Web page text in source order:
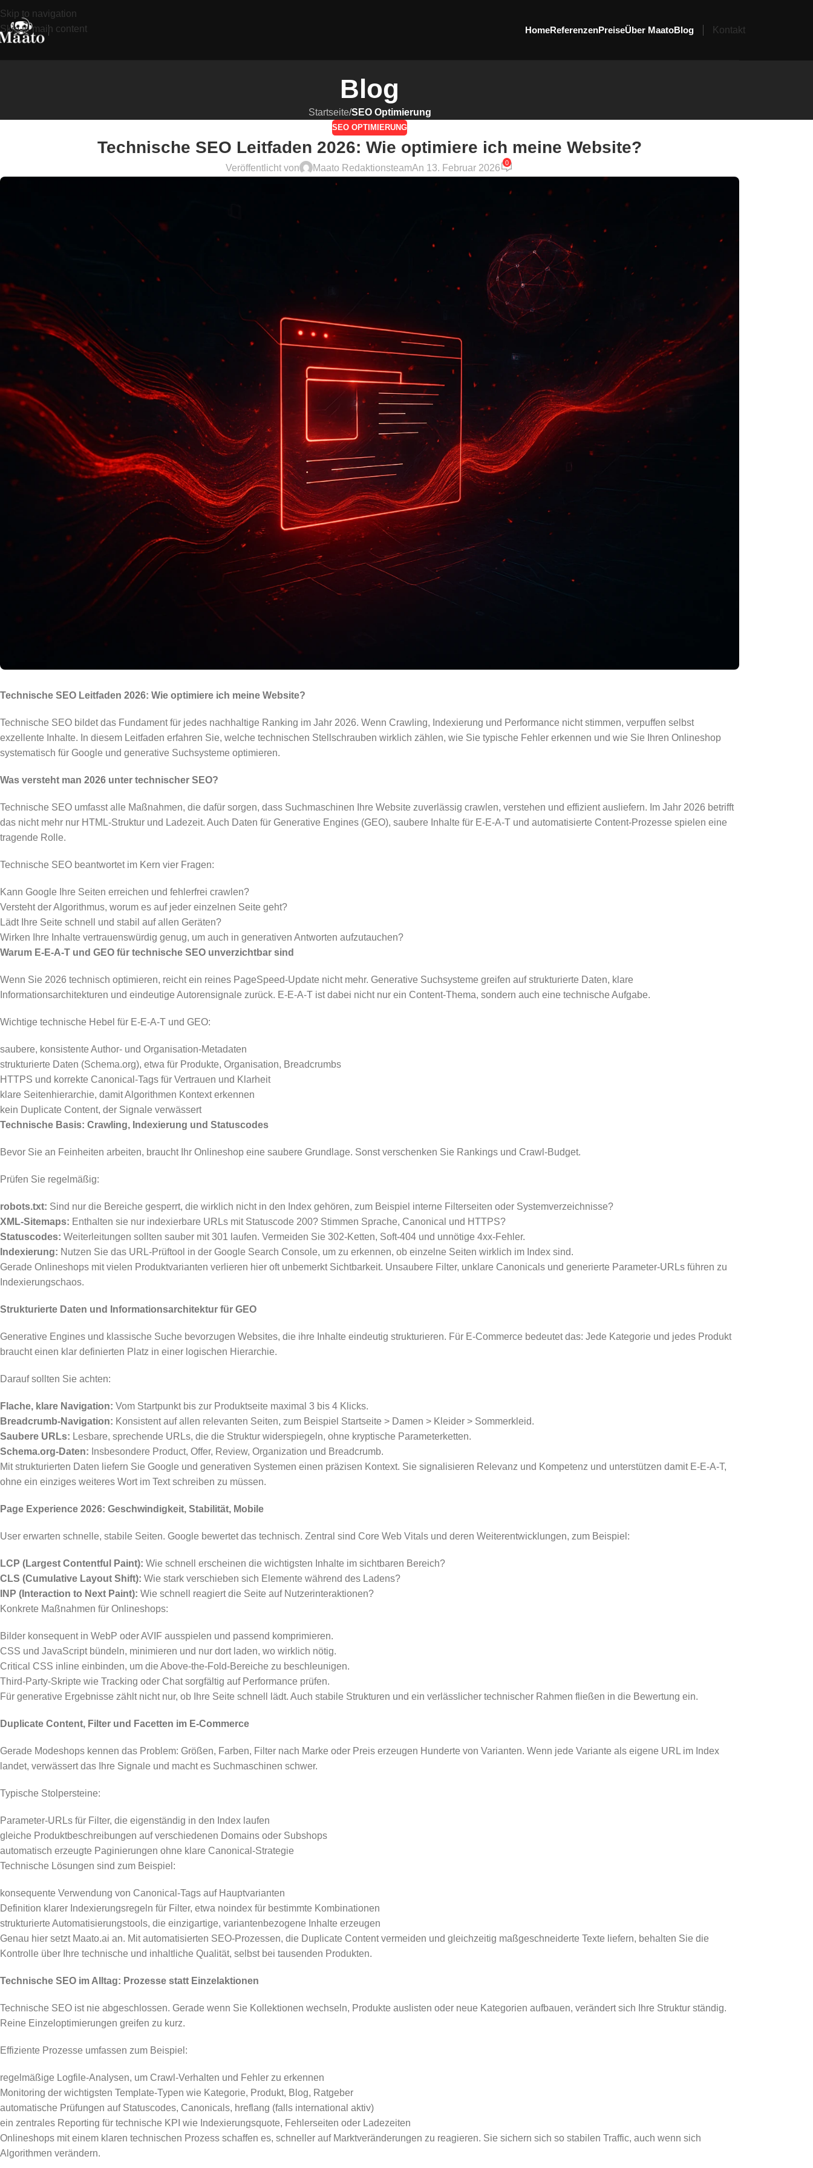
Skip to navigation
Skip to main content
HomeReferenzenPreiseÜber MaatoBlog Kontakt
Blog
Startseite/SEO Optimierung
SEO OPTIMIERUNG
Technische SEO Leitfaden 2026: Wie optimiere ich meine Website?
Veröffentlicht von Maato RedaktionsteamAn 13. Februar 2026
0
Technische SEO Leitfaden 2026: Wie optimiere ich meine Website?
Technische SEO bildet das Fundament für jedes nachhaltige Ranking im Jahr 2026. Wenn Crawling, Indexierung und Performance nicht stimmen, verpuffen selbst
exzellente Inhalte. In diesem Leitfaden erfahren Sie, welche technischen Stellschrauben wirklich zählen, wie Sie typische Fehler erkennen und wie Sie Ihren Onlineshop
systematisch für Google und generative Suchsysteme optimieren.
Was versteht man 2026 unter technischer SEO?
Technische SEO umfasst alle Maßnahmen, die dafür sorgen, dass Suchmaschinen Ihre Website zuverlässig crawlen, verstehen und effizient ausliefern. Im Jahr 2026 betrifft
das nicht mehr nur HTML-Struktur und Ladezeit. Auch Daten für Generative Engines (GEO), saubere Inhalte für E-E-A-T und automatisierte Content-Prozesse spielen eine
tragende Rolle.
Technische SEO beantwortet im Kern vier Fragen:
Kann Google Ihre Seiten erreichen und fehlerfrei crawlen?
Versteht der Algorithmus, worum es auf jeder einzelnen Seite geht?
Lädt Ihre Seite schnell und stabil auf allen Geräten?
Wirken Ihre Inhalte vertrauenswürdig genug, um auch in generativen Antworten aufzutauchen?
Warum E-E-A-T und GEO für technische SEO unverzichtbar sind
Wenn Sie 2026 technisch optimieren, reicht ein reines PageSpeed-Update nicht mehr. Generative Suchsysteme greifen auf strukturierte Daten, klare
Informationsarchitekturen und eindeutige Autorensignale zurück. E-E-A-T ist dabei nicht nur ein Content-Thema, sondern auch eine technische Aufgabe.
Wichtige technische Hebel für E-E-A-T und GEO:
saubere, konsistente Author- und Organisation-Metadaten
strukturierte Daten (Schema.org), etwa für Produkte, Organisation, Breadcrumbs
HTTPS und korrekte Canonical-Tags für Vertrauen und Klarheit
klare Seitenhierarchie, damit Algorithmen Kontext erkennen
kein Duplicate Content, der Signale verwässert
Technische Basis: Crawling, Indexierung und Statuscodes
Bevor Sie an Feinheiten arbeiten, braucht Ihr Onlineshop eine saubere Grundlage. Sonst verschenken Sie Rankings und Crawl-Budget.
Prüfen Sie regelmäßig:
robots.txt: Sind nur die Bereiche gesperrt, die wirklich nicht in den Index gehören, zum Beispiel interne Filterseiten oder Systemverzeichnisse?
XML-Sitemaps: Enthalten sie nur indexierbare URLs mit Statuscode 200? Stimmen Sprache, Canonical und HTTPS?
Statuscodes: Weiterleitungen sollten sauber mit 301 laufen. Vermeiden Sie 302-Ketten, Soft-404 und unnötige 4xx-Fehler.
Indexierung: Nutzen Sie das URL-Prüftool in der Google Search Console, um zu erkennen, ob einzelne Seiten wirklich im Index sind.
Gerade Onlineshops mit vielen Produktvarianten verlieren hier oft unbemerkt Sichtbarkeit. Unsaubere Filter, unklare Canonicals und generierte Parameter-URLs führen zu
Indexierungschaos.
Strukturierte Daten und Informationsarchitektur für GEO
Generative Engines und klassische Suche bevorzugen Websites, die ihre Inhalte eindeutig strukturieren. Für E-Commerce bedeutet das: Jede Kategorie und jedes Produkt
braucht einen klar definierten Platz in einer logischen Hierarchie.
Darauf sollten Sie achten:
Flache, klare Navigation: Vom Startpunkt bis zur Produktseite maximal 3 bis 4 Klicks.
Breadcrumb-Navigation: Konsistent auf allen relevanten Seiten, zum Beispiel Startseite > Damen > Kleider > Sommerkleid.
Saubere URLs: Lesbare, sprechende URLs, die die Struktur widerspiegeln, ohne kryptische Parameterketten.
Schema.org-Daten: Insbesondere Product, Offer, Review, Organization und Breadcrumb.
Mit strukturierten Daten liefern Sie Google und generativen Systemen einen präzisen Kontext. Sie signalisieren Relevanz und Kompetenz und unterstützen damit E-E-A-T,
ohne ein einziges weiteres Wort im Text schreiben zu müssen.
Page Experience 2026: Geschwindigkeit, Stabilität, Mobile
User erwarten schnelle, stabile Seiten. Google bewertet das technisch. Zentral sind Core Web Vitals und deren Weiterentwicklungen, zum Beispiel:
LCP (Largest Contentful Paint): Wie schnell erscheinen die wichtigsten Inhalte im sichtbaren Bereich?
CLS (Cumulative Layout Shift): Wie stark verschieben sich Elemente während des Ladens?
INP (Interaction to Next Paint): Wie schnell reagiert die Seite auf Nutzerinteraktionen?
Konkrete Maßnahmen für Onlineshops:
Bilder konsequent in WebP oder AVIF ausspielen und passend komprimieren.
CSS und JavaScript bündeln, minimieren und nur dort laden, wo wirklich nötig.
Critical CSS inline einbinden, um die Above-the-Fold-Bereiche zu beschleunigen.
Third-Party-Skripte wie Tracking oder Chat sorgfältig auf Performance prüfen.
Für generative Ergebnisse zählt nicht nur, ob Ihre Seite schnell lädt. Auch stabile Strukturen und ein verlässlicher technischer Rahmen fließen in die Bewertung ein.
Duplicate Content, Filter und Facetten im E-Commerce
Gerade Modeshops kennen das Problem: Größen, Farben, Filter nach Marke oder Preis erzeugen Hunderte von Varianten. Wenn jede Variante als eigene URL im Index
landet, verwässert das Ihre Signale und macht es Suchmaschinen schwer.
Typische Stolpersteine:
Parameter-URLs für Filter, die eigenständig in den Index laufen
gleiche Produktbeschreibungen auf verschiedenen Domains oder Subshops
automatisch erzeugte Paginierungen ohne klare Canonical-Strategie
Technische Lösungen sind zum Beispiel:
konsequente Verwendung von Canonical-Tags auf Hauptvarianten
Definition klarer Indexierungsregeln für Filter, etwa noindex für bestimmte Kombinationen
strukturierte Automatisierungstools, die einzigartige, variantenbezogene Inhalte erzeugen
Genau hier setzt Maato.ai an. Mit automatisierten SEO-Prozessen, die Duplicate Content vermeiden und gleichzeitig maßgeschneiderte Texte liefern, behalten Sie die
Kontrolle über Ihre technische und inhaltliche Qualität, selbst bei tausenden Produkten.
Technische SEO im Alltag: Prozesse statt Einzelaktionen
Technische SEO ist nie abgeschlossen. Gerade wenn Sie Kollektionen wechseln, Produkte auslisten oder neue Kategorien aufbauen, verändert sich Ihre Struktur ständig.
Reine Einzeloptimierungen greifen zu kurz.
Effiziente Prozesse umfassen zum Beispiel:
regelmäßige Logfile-Analysen, um Crawl-Verhalten und Fehler zu erkennen
Monitoring der wichtigsten Template-Typen wie Kategorie, Produkt, Blog, Ratgeber
automatische Prüfungen auf Statuscodes, Canonicals, hreflang (falls international aktiv)
ein zentrales Reporting für technische KPI wie Indexierungsquote, Fehlerseiten oder Ladezeiten
Onlineshops mit einem klaren technischen Prozess schaffen es, schneller auf Marktveränderungen zu reagieren. Sie sichern sich so stabilen Traffic, auch wenn sich
Algorithmen verändern.